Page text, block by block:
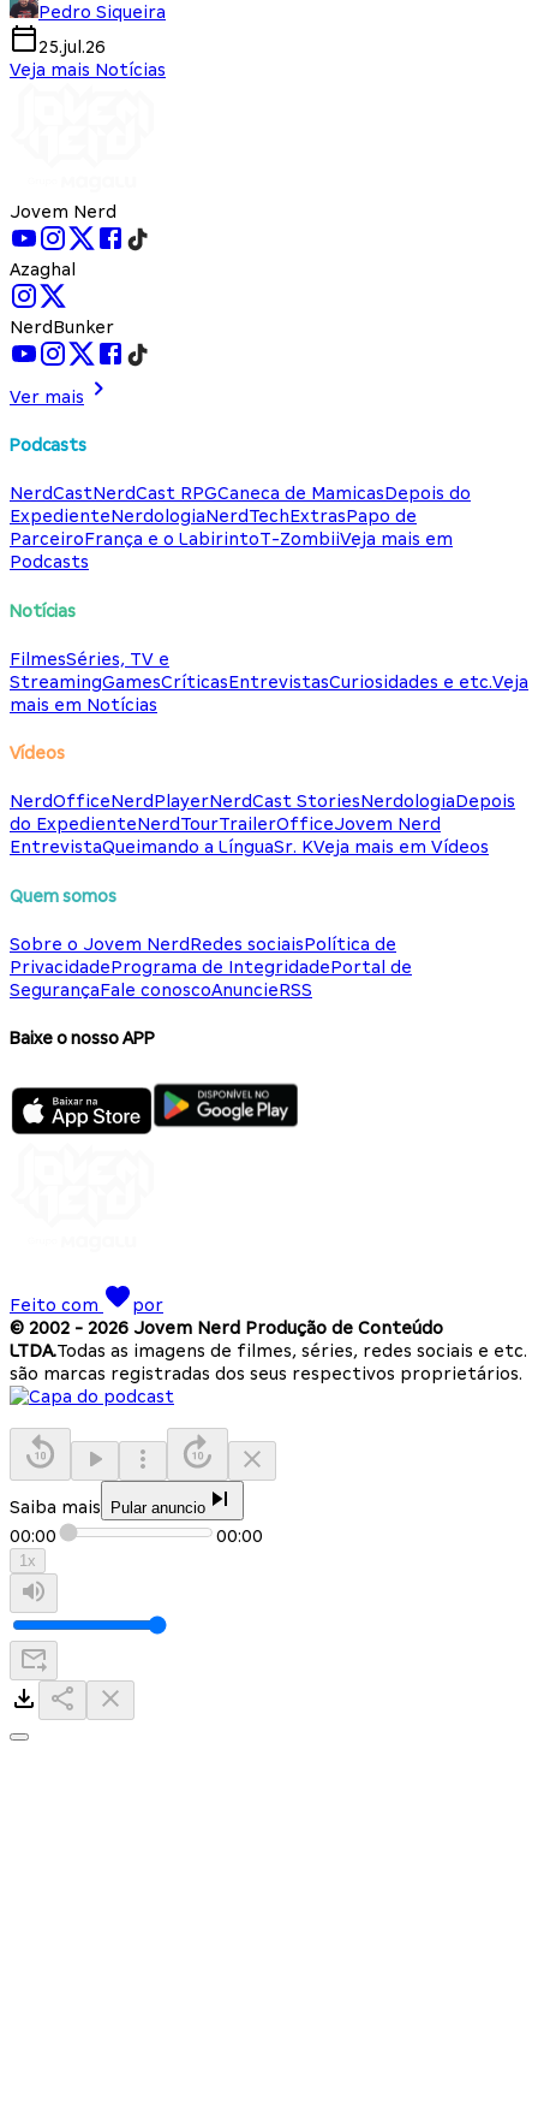
Pedro Siqueira
25.jul.26
Veja mais Notícias
Jovem Nerd
Azaghal
NerdBunker
Ver mais
Podcasts
NerdCastNerdCast RPGCaneca de MamicasDepois do
ExpedienteNerdologiaNerdTechExtrasPapo de
ParceiroFrança e o LabirintoT-ZombiiVeja mais em
Podcasts
Notícias
FilmesSéries, TV e
StreamingGamesCríticasEntrevistasCuriosidades e etc.Veja
mais em Notícias
Vídeos
NerdOfficeNerdPlayerNerdCast StoriesNerdologiaDepois
do ExpedienteNerdTourTrailerOfficeJovem Nerd
EntrevistaQueimando a LínguaSr. KVeja mais em Vídeos
Quem somos
Sobre o Jovem NerdRedes sociaisPolítica de
PrivacidadePrograma de IntegridadePortal de
SegurançaFale conoscoAnuncieRSS
Baixe o nosso APP
Feito com
por
© 2002 - 2026 Jovem Nerd Produção de Conteúdo
LTDA.Todas as imagens de filmes, séries, redes sociais e etc.
são marcas registradas dos seus respectivos proprietários.
Saiba mais Pular anuncio
00:00 00:00
1x